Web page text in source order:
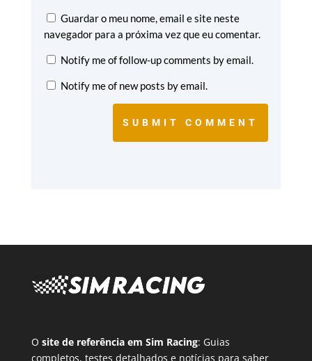
Guardar o meu nome, email e site neste
navegador para a próxima vez que eu comentar.
Notify me of follow-up comments by email.
Notify me of new posts by email.
SUBMIT COMMENT
O site de referência em Sim Racing: Guias
completos, testes detalhados e notícias para saber